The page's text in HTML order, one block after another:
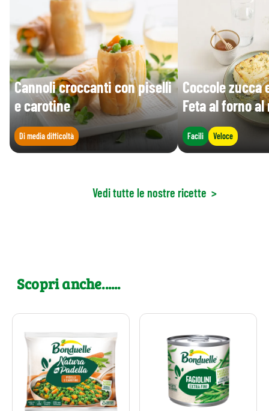
Cannoli croccanti con piselli
e carotine
Di media difficoltà
Coccole zucca
Feta al forno al
Facili Veloce
Vedi tutte le nostre ricette >
Scopri anche......